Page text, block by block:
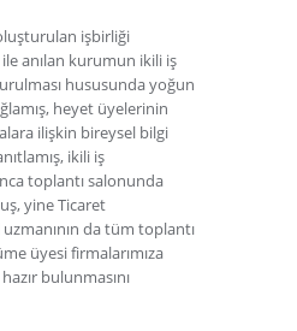
işbirliği
anılan kurumun ikili iş
hususunda yoğun
heyet üyelerinin
ilişkin bireysel bilgi
ikili iş
toplantı salonunda
yine Ticaret
da tüm toplantı
üyesi firmalarımıza
bulunmasını